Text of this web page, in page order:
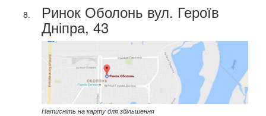
Ринок Оболонь вул. Героїв
Дніпра, 43
Натисніть на карту для збільшення